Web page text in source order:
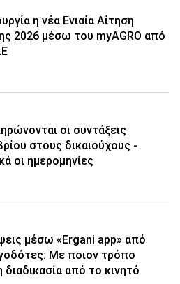
η νέα Ενιαία Αίτηση
2026 μέσω του myAGRO από
οι συντάξεις
στους δικαιούχους -
οι ημερομηνίες
μέσω «Ergani app» από
Με ποιον τρόπο
διαδικασία από το κινητό